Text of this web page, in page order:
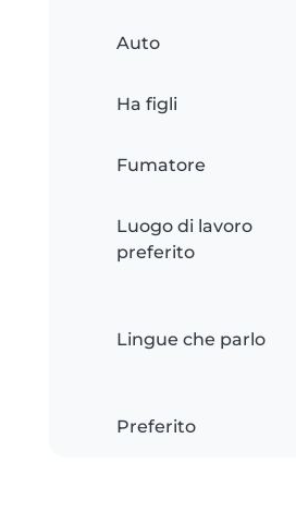
Auto
Ha figli
Fumatore
Luogo di lavoro
preferito
Lingue che parlo
Preferito